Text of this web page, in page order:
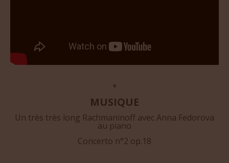
*
MUSIQUE
Un très très long Rachmaninoff avec Anna Fedorova
au piano
Concerto n°2 op.18